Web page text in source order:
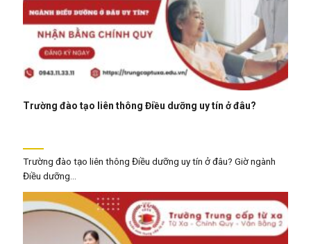
Trường đào tạo liên thông Điều dưỡng uy tín ở đâu?
Trường đào tạo liên thông Điều dưỡng uy tín ở đâu? Giờ ngành
Điều dưỡng...